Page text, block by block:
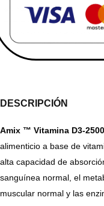
DESCRIPCIÓN
Amix ™ Vitamina D3-
alimenticio a base de
alta capacidad de
sanguínea normal, el
muscular normal y las